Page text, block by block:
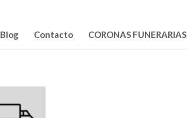
Blog Contacto CORONAS FUNERARIAS